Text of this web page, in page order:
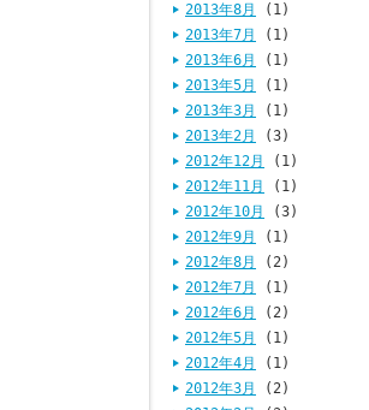
2013年8月
(1)
2013年7月
(1)
2013年6月
(1)
2013年5月
(1)
2013年3月
(1)
2013年2月
(3)
2012年12月
(1)
2012年11月
(1)
2012年10月
(3)
2012年9月
(1)
2012年8月
(2)
2012年7月
(1)
2012年6月
(2)
2012年5月
(1)
2012年4月
(1)
2012年3月
(2)